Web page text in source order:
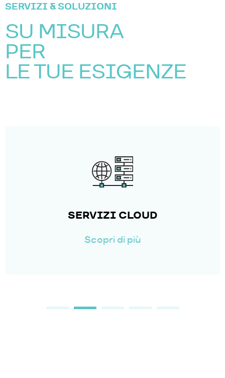
SERVIZI & SOLUZIONI
SU MISURA
PER
LE TUE ESIGENZE